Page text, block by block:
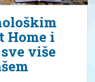
Home i
više